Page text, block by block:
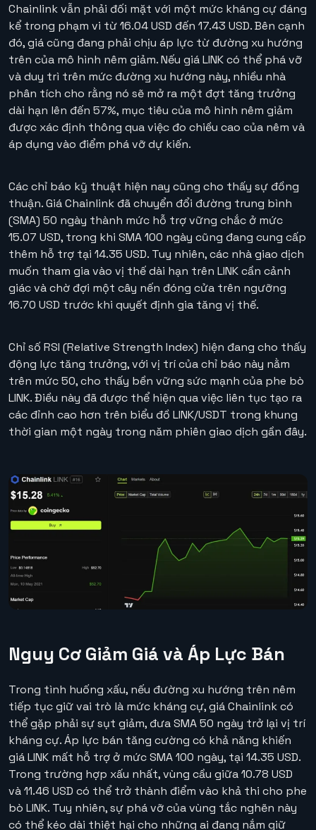
Chainlink vẫn phải đối mặt với một mức kháng cự đáng
kể trong phạm vi từ 16.04 USD đến 17.43 USD. Bên cạnh
đó, giá cũng đang phải chịu áp lực từ đường xu hướng
trên của mô hình nêm giảm. Nếu giá LINK có thể phá vỡ
và duy trì trên mức đường xu hướng này, nhiều nhà
phân tích cho rằng nó sẽ mở ra một đợt tăng trưởng
dài hạn lên đến 57%, mục tiêu của mô hình nêm giảm
được xác định thông qua việc đo chiều cao của nêm và
áp dụng vào điểm phá vỡ dự kiến.
Các chỉ báo kỹ thuật hiện nay cũng cho thấy sự đồng
thuận. Giá Chainlink đã chuyển đổi đường trung bình
(SMA) 50 ngày thành mức hỗ trợ vững chắc ở mức
15.07 USD, trong khi SMA 100 ngày cũng đang cung cấp
thêm hỗ trợ tại 14.35 USD. Tuy nhiên, các nhà giao dịch
muốn tham gia vào vị thế dài hạn trên LINK cần cảnh
giác và chờ đợi một cây nến đóng cửa trên ngưỡng
16.70 USD trước khi quyết định gia tăng vị thế.
Chỉ số RSI (Relative Strength Index) hiện đang cho thấy
động lực tăng trưởng, với vị trí của chỉ báo này nằm
trên mức 50, cho thấy bền vững sức mạnh của phe bò
LINK. Điều này đã được thể hiện qua việc liên tục tạo ra
các đỉnh cao hơn trên biểu đồ LINK/USDT trong khung
thời gian một ngày trong năm phiên giao dịch gần đây.
Nguy Cơ Giảm Giá và Áp Lực Bán
Trong tình huống xấu, nếu đường xu hướng trên nêm
tiếp tục giữ vai trò là mức kháng cự, giá Chainlink có
thể gặp phải sự sụt giảm, đưa SMA 50 ngày trở lại vị trí
kháng cự. Áp lực bán tăng cường có khả năng khiến
giá LINK mất hỗ trợ ở mức SMA 100 ngày, tại 14.35 USD.
Trong trường hợp xấu nhất, vùng cầu giữa 10.78 USD
và 11.46 USD có thể trở thành điểm vào khả thi cho phe
bò LINK. Tuy nhiên, sự phá vỡ của vùng tắc nghẽn này
có thể kéo dài thiệt hại cho những ai đang nắm giữ